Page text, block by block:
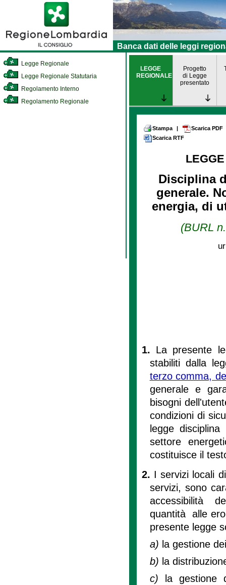
Banca dati delle leggi
Legge Regionale
Legge Regionale Statutaria
Regolamento Interno
Regolamento Regionale
LEGGE
REGIONALE
Progetto
di Legge
presentato
Stampa |
Scarica PDF
Scarica RTF
Disciplina
generale.
energia, di
(BURL
1. La presente
stabiliti dalla
terzo comma,
generale e
bisogni
condizioni di
legge
settore
costituisce il
2. I servizi locali
servizi, sono
accessibilità
quantità alle
presente legge
a) la gestione
b) la
c)
la gestione